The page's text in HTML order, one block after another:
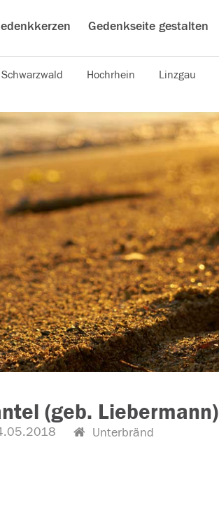
Gedenkseite gestalten
Schwarzwald Hochrhein Linzgau
(geb. Liebermann)
Unterbränd